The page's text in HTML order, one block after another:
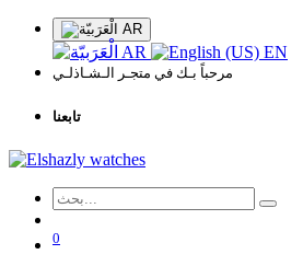
AR
AR EN
مرحباً بـك في متجـر الـشـاذلـي
تابعنا
0